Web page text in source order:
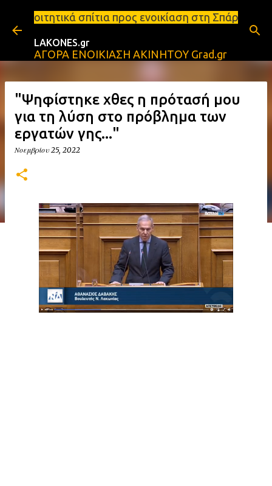
Μετάβαση στο κύριο περιεχόμενο
προς ενοικίαση στη Σπάρτη Ενοικιάσεις
LAKONES.gr
ΑΓΟΡΑ ΕΝΟΙΚΙΑΣΗ ΑΚΙΝΗΤΟΥ Grad.gr
"Ψηφίστηκε χθες η πρότασή μου
για τη λύση στο πρόβλημα των
εργατών γης..."
Νοεμβρίου 25, 2022